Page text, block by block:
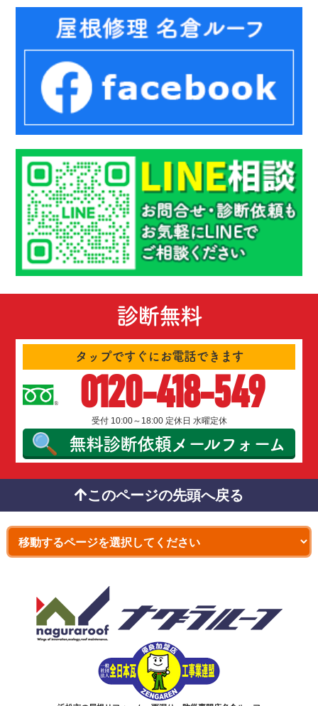
診断無料
タップですぐにお電話できます
0120-418-549
受付 10:00～18:00 定休日 水曜定休
無料診断依頼メールフォーム
このページの先頭へ戻る